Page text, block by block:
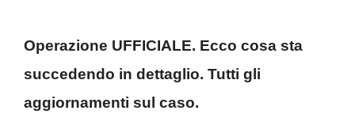
Operazione UFFICIALE. Ecco cosa sta
succedendo in dettaglio. Tutti gli
aggiornamenti sul caso.